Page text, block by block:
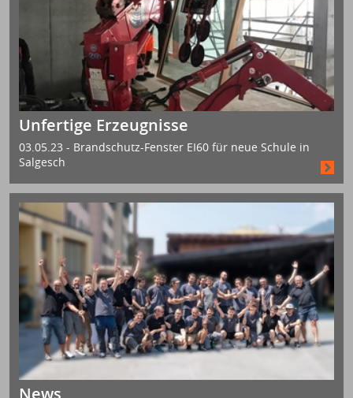
Unfertige Erzeugnisse
03.05.23 - Brandschutz-Fenster EI60 für neue Schule in
Salgesch